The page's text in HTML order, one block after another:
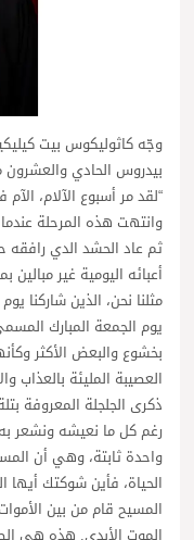
وجّه كاثوليكوس بيت
بيدروس الحادي والعشرون
“لقد مر أسبوع الآلام،
وانتهت هذه المرحلة
ثم عاد الحشد الدي
أعبائه اليومية غير مبالين
مثلنا نحن، الذين
يوم الجمعة المبارك
بخشوع والبعض الأكثر
العصيبة المليئة بالعذاب
ذكرى الجلجلة المعروفة
رغم كل ما نعيشه ونشعر
واحدة ثابتة، وهي أن
الحياة، فأين شوكتك أيها
المسيح قام من بين